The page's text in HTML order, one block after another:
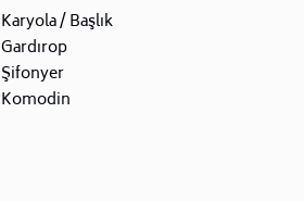
Karyola / Başlık
Gardırop
Şifonyer
Komodin